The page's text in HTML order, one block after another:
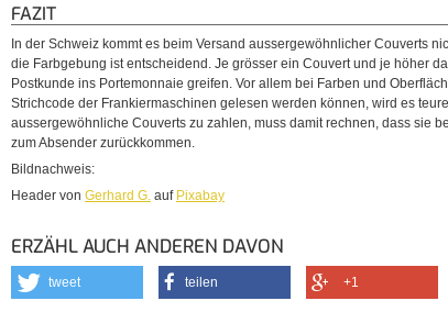
FAZIT
In der Schweiz kommt es beim Versand aussergewöhnlicher Couverts
die Farbgebung ist entscheidend. Je grösser ein Couvert und je höher
Postkunde ins Portemonnaie greifen. Vor allem bei Farben und
Strichcode der Frankiermaschinen gelesen werden können, wird es
aussergewöhnliche Couverts zu zahlen, muss damit rechnen, dass sie
zum Absender zurückkommen.
Bildnachweis:
Header von Gerhard G. auf Pixabay
ERZÄHL AUCH ANDEREN DAVON
tweet teilen +1